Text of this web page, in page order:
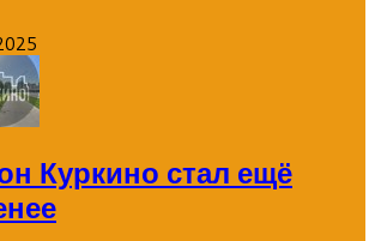
Куркино стал ещё